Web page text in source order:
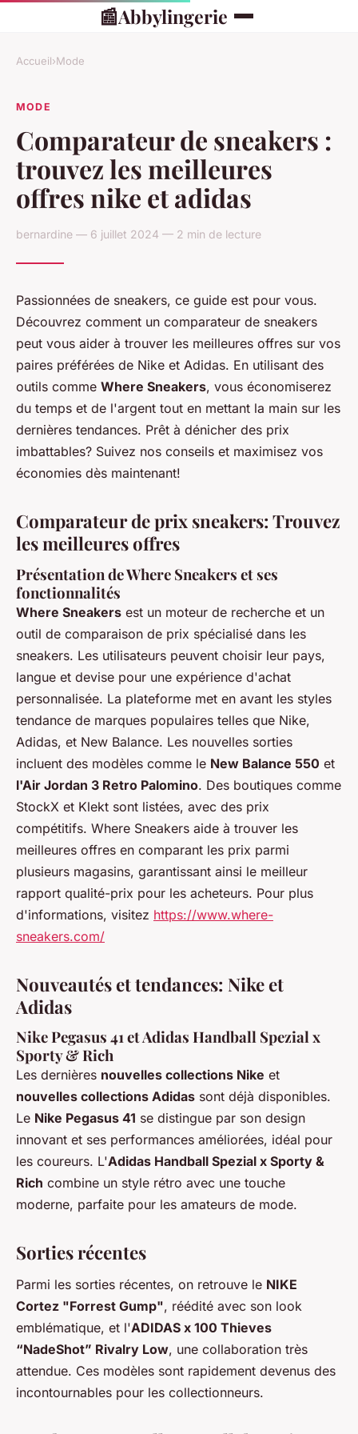
📰Abbylingerie
Accueil›Mode
MODE
Comparateur de sneakers :
trouvez les meilleures
offres nike et adidas
bernardine — 6 juillet 2024 — 2 min de lecture
Passionnées de sneakers, ce guide est pour vous.
Découvrez comment un comparateur de sneakers
peut vous aider à trouver les meilleures offres sur vos
paires préférées de Nike et Adidas. En utilisant des
outils comme Where Sneakers, vous économiserez
du temps et de l'argent tout en mettant la main sur les
dernières tendances. Prêt à dénicher des prix
imbattables? Suivez nos conseils et maximisez vos
économies dès maintenant!
Comparateur de prix sneakers: Trouvez
les meilleures offres
Présentation de Where Sneakers et ses
fonctionnalités
Where Sneakers est un moteur de recherche et un
outil de comparaison de prix spécialisé dans les
sneakers. Les utilisateurs peuvent choisir leur pays,
langue et devise pour une expérience d'achat
personnalisée. La plateforme met en avant les styles
tendance de marques populaires telles que Nike,
Adidas, et New Balance. Les nouvelles sorties
incluent des modèles comme le New Balance 550 et
l'Air Jordan 3 Retro Palomino. Des boutiques comme
StockX et Klekt sont listées, avec des prix
compétitifs. Where Sneakers aide à trouver les
meilleures offres en comparant les prix parmi
plusieurs magasins, garantissant ainsi le meilleur
rapport qualité-prix pour les acheteurs. Pour plus
d'informations, visitez https://www.where-
sneakers.com/
Nouveautés et tendances: Nike et
Adidas
Nike Pegasus 41 et Adidas Handball Spezial x
Sporty & Rich
Les dernières nouvelles collections Nike et
nouvelles collections Adidas sont déjà disponibles.
Le Nike Pegasus 41 se distingue par son design
innovant et ses performances améliorées, idéal pour
les coureurs. L'Adidas Handball Spezial x Sporty &
Rich combine un style rétro avec une touche
moderne, parfaite pour les amateurs de mode.
Sorties récentes
Parmi les sorties récentes, on retrouve le NIKE
Cortez "Forrest Gump", réédité avec son look
emblématique, et l'ADIDAS x 100 Thieves
“NadeShot” Rivalry Low, une collaboration très
attendue. Ces modèles sont rapidement devenus des
incontournables pour les collectionneurs.